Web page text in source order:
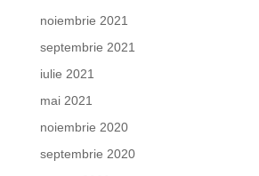
noiembrie 2021
septembrie 2021
iulie 2021
mai 2021
noiembrie 2020
septembrie 2020